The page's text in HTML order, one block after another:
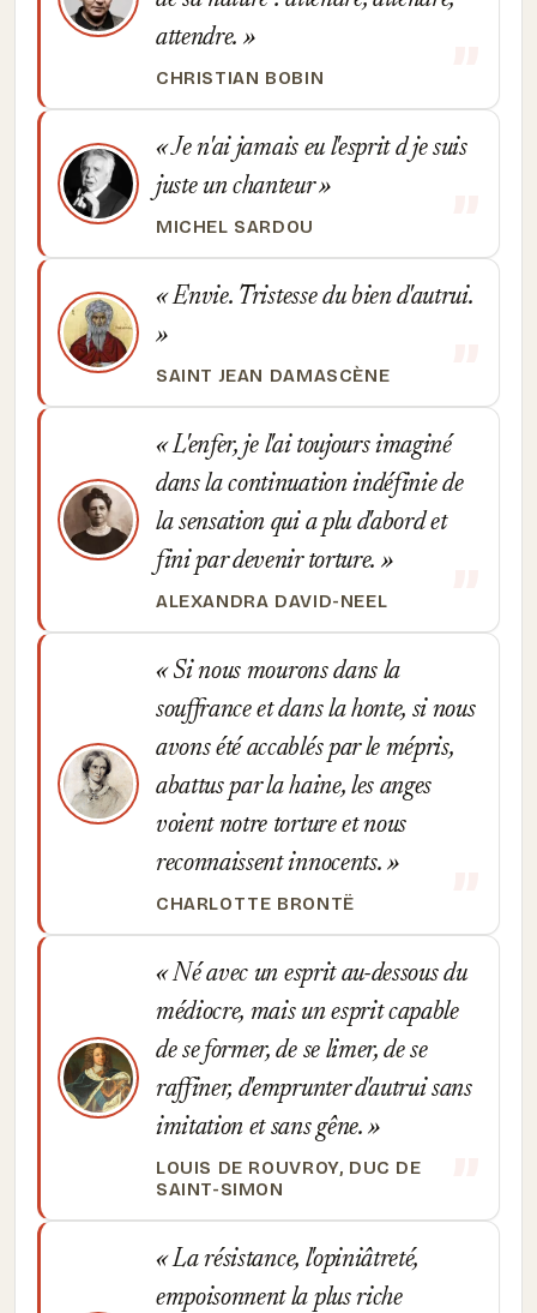
attendre.
CHRISTIAN BOBIN
Je n'ai jamais eu l'esprit d je suis
juste un chanteur
MICHEL SARDOU
Envie. Tristesse du bien d'autrui.
SAINT JEAN DAMASCÈNE
L'enfer, je l'ai toujours imaginé
dans la continuation indéfinie de
la sensation qui a plu d'abord et
fini par devenir torture.
ALEXANDRA DAVID-NEEL
Si nous mourons dans la
souffrance et dans la honte, si nous
avons été accablés par le mépris,
abattus par la haine, les anges
voient notre torture et nous
reconnaissent innocents.
CHARLOTTE BRONTË
Né avec un esprit au-dessous du
médiocre, mais un esprit capable
de se former, de se limer, de se
raffiner, d'emprunter d'autrui sans
imitation et sans gêne.
LOUIS DE ROUVROY, DUC DE
SAINT-SIMON
La résistance, l'opiniâtreté,
empoisonnent la plus riche